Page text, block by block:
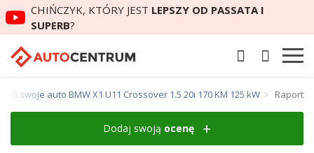
CHIŃCZYK, KTÓRY JEST LEPSZY OD PASSATA I
SUPERB?
swoje auto BMW X1 U11 Crossover 1.5 20i 170 KM 125 kW Raport
Dodaj swoją ocenę